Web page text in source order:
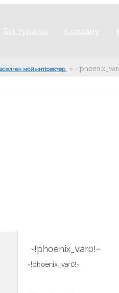
Біз туралы Қолдану
мойынтіректер »
~!phoenix_var0!~
~!phoenix_var0!~